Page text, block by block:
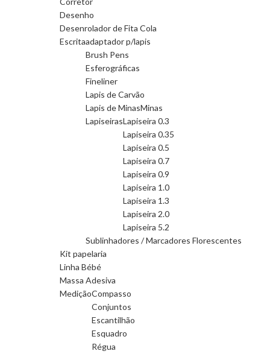
Desenho
Desenrolador de Fita Cola
Escritaadaptador p/lapis
Brush Pens
Esferográficas
Fineliner
Lapis de Carvão
Lapis de MinasMinas
LapiseirasLapiseira 0.3
Lapiseira 0.35
Lapiseira 0.5
Lapiseira 0.7
Lapiseira 0.9
Lapiseira 1.0
Lapiseira 1.3
Lapiseira 2.0
Lapiseira 5.2
Sublinhadores / Marcadores Florescentes
Kit papelaria
Linha Bébé
Massa Adesiva
MediçãoCompasso
Conjuntos
Escantilhão
Esquadro
Régua